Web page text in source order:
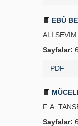
EBÛ
ALİ SEVİM
Sayfalar:
PDF
F. A.
Sayfalar: